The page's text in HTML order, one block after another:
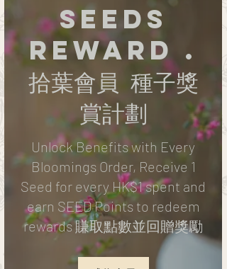
SEEDS
Reward .
拾葉會員 種子獎
賞計劃
Unlock Benefits with Every
Bloomings Order, Receive 1
Seed for every HK$1 spent and
earn SEED Points to redeem
rewards 賺取點數並回贈獎勵